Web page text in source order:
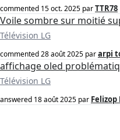
commented 15 oct. 2025 parTTR78
Voile sombre sur moitié
Télévision LG
commented28 août 2025 pararpi
affichage oled
Télévision LG
answered 18 août 2025 par Felizop